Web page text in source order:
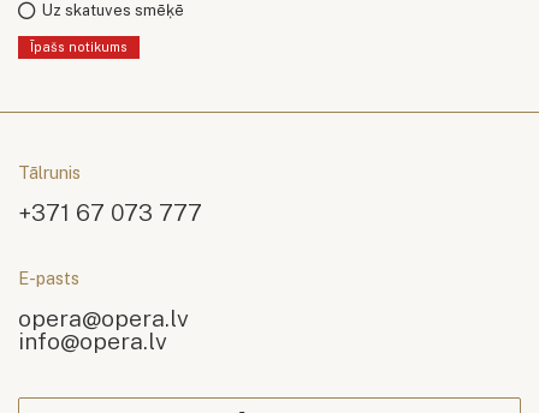
Uz skatuves smēķē
Īpašs notikums
Tālrunis
+371 67 073 777
E-pasts
opera@opera.lv
info@opera.lv